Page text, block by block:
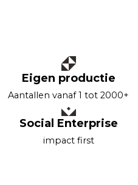
Eigen productie
Aantallen vanaf 1 tot 2000+
Social Enterprise
impact first